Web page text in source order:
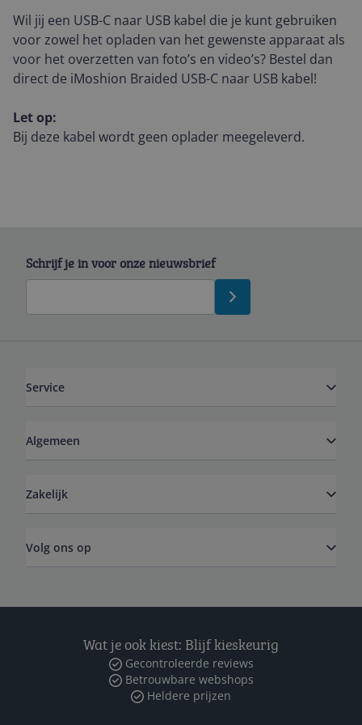
Wil jij een USB-C naar USB kabel die je kunt gebruiken
voor zowel het opladen van het gewenste apparaat als
voor het overzetten van foto’s en video’s? Bestel dan
direct de iMoshion Braided USB-C naar USB kabel!
Let op:
Bij deze kabel wordt geen oplader meegeleverd.
Schrijf je in voor onze nieuwsbrief
Service
Algemeen
Zakelijk
Volg ons op
Wat je ook kiest: Blijf kieskeurig
Gecontroleerde reviews
Betrouwbare webshops
Heldere prijzen